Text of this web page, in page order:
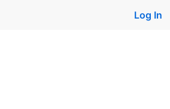
Log In